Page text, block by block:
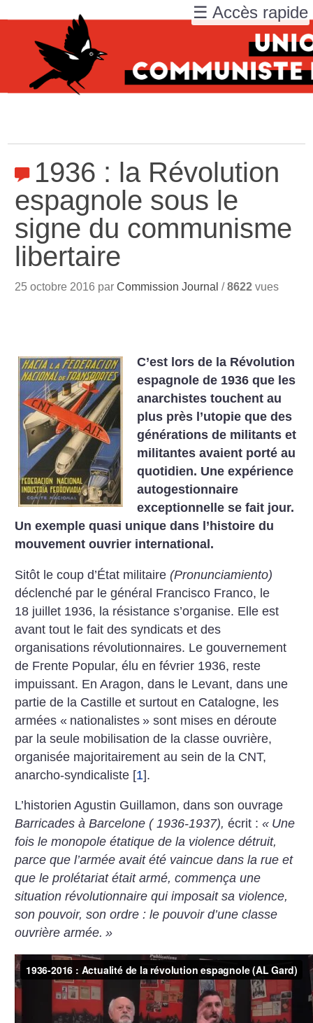
1936 : la Révolution
espagnole sous le
signe du communisme
libertaire
25 octobre 2016 parCommission Journal /8622 vues
C’est lors de la Révolution
espagnole de 1936 que les
anarchistes touchent au
plus près l’utopie que des
générations de militants et
militantes avaient porté au
quotidien. Une expérience
autogestionnaire
exceptionnelle se fait jour.
Un exemple quasi unique dans l’histoire du
mouvement ouvrier international.
Sitôt le coup d’État militaire(Pronunciamiento)
déclenché par le général Francisco Franco, le
18 juillet 1936, la résistance s’organise. Elle est
avant tout le fait des syndicats et des
organisations révolutionnaires. Le gouvernement
de Frente Popular, élu en février 1936, reste
impuissant. En Aragon, dans le Levant, dans une
partie de la Castille et surtout en Catalogne, les
armées « nationalistes » sont mises en déroute
par la seule mobilisation de la classe ouvrière,
organisée majoritairement au sein de la CNT,
anarcho-syndicaliste [1].
L’historien Agustin Guillamon, dans son ouvrage
Barricades à Barcelone ( 1936-1937),écrit :« Une
fois le monopole étatique de la violence détruit,
parce que l’armée avait été vaincue dans la rue et
que le prolétariat était armé, commença une
situation révolutionnaire qui imposait sa violence,
son pouvoir, son ordre : le pouvoir d’une classe
ouvrière armée. »
☰ Accès rapide